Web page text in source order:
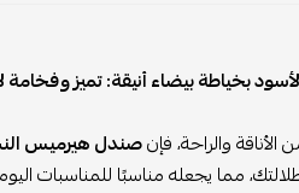
بخياطة بيضاء أنيقة: تميز وفخامة
والراحة، فإنصندل هيرميس
مما يجعله مناسبًا للمناسبات